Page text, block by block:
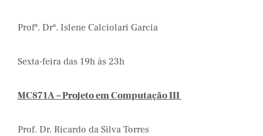
Profª. Drª. Islene Calciolari Garcia
Sexta-feira das 19h às 23h
MC871A – Projeto em Computação III
Prof. Dr. Ricardo da Silva Torres